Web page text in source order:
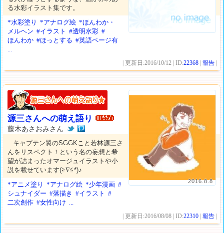
る水彩イラスト集です。
*水彩塗り
*アナログ絵 *ほんわか・
メルヘン #イラスト #透明水彩 #
ほんわか #ほっとする #英語ページ有
...
| 更新日:2016/10/12 | ID:22368 |報告
2016.8.8
源三さんへの萌え語り
藤木あさおみさん
キャプテン翼のSGGKこと若林源三さ
んをリスペクト！という名の妄想と希
望が詰まったオマージュイラストや小
説を載せています(≧∇≦*)♪
*アニメ塗り
*アナログ絵 *少年漫画 #
シュナイダー #落描き #イラスト
#
二次創作 #女性向け ...
| 更新日:2016/08/08 | ID:22310 |報告